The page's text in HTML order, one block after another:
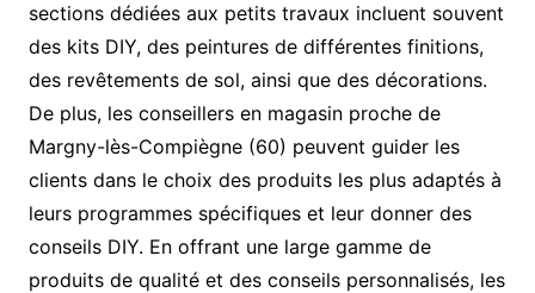
sections dédiées aux petits travaux incluent souvent
des kits DIY, des peintures de différentes finitions,
des revêtements de sol, ainsi que des décorations.
De plus, les conseillers en magasin proche de
Margny-lès-Compiègne (60) peuvent guider les
clients dans le choix des produits les plus adaptés à
leurs programmes spécifiques et leur donner des
conseils DIY. En offrant une large gamme de
produits de qualité et des conseils personnalisés, les